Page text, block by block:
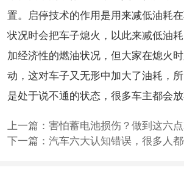
置。启停技术的作用是用来减低油耗
状况时会把车子熄火，以此来减低油
加经济性的燃油状况，但大家在熄火
动，这对车子又无形中加大了油耗，
是处于说不通的状态，很多车主都会放
上一篇： 害怕蓄电池损伤？做到这六
下一篇： 汽车六大认知错误，很多人都